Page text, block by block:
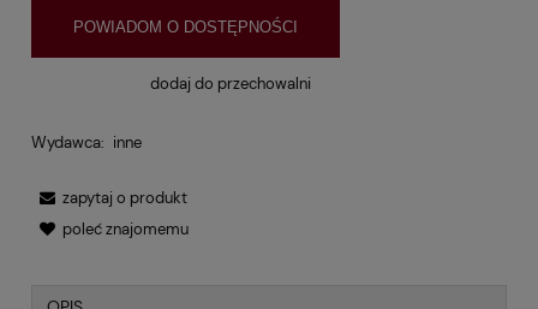
POWIADOM O DOSTĘPNOŚCI
dodaj do przechowalni
Wydawca: inne
zapytaj o produkt
poleć znajomemu